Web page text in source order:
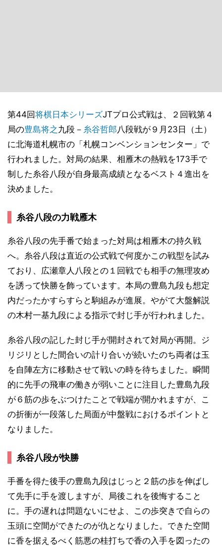
第44回将棋日本シリーズJTプロ公式戦は、２回戦第４
局の豊島将之九段－ 糸谷哲郎八段戦が９月23日（土）
に北海道札幌市の「札幌コンベンションセンター」で
行われました。対局の結果、相雁木の熱戦を173手で
制した糸谷八段が自身最高成績となるベスト４進出を
決めました。
糸谷八段の力戦雁木
糸谷八段の先手番で始まった対局は相雁木の持久戦
へ。糸谷八段は直近の公式戦で何度かこの戦型を試み
ており、広瀬章人八段との１回戦でも相手の無理攻め
を誘って快勝を飾っています。本局の豊島九段も想定
内だったかすらすらと駒組みが進展。やがて大盤解説
の木村一基九段による指示で封じ手が行われました。
糸谷八段の記した封じ手が開封されて対局が再開。ジ
リジリとした間合いの計り合いが続いたのち両者は玉
を自陣左方に移動させて戦いの時を待ちました。瞬間
的に先手の飛車の働きが弱いことに注目した豊島九段
が６筋の歩をぶつけたことで戦端が開かれますが、こ
の折衝が一段落した局面が中盤戦におけるポイントと
なりました。
糸谷八段が快勝
手番を得た後手の豊島九段はじっと２筋の歩を伸ばし
て先手に手を渡しますが、局後これを後悔すること
に。手の遅れは問題ないにせよ、この歩突きで自らの
玉頭に空間ができたのが仇となりました。できた空間
に香を据えるべく筋悪の桂打ちで香の入手を図ったの